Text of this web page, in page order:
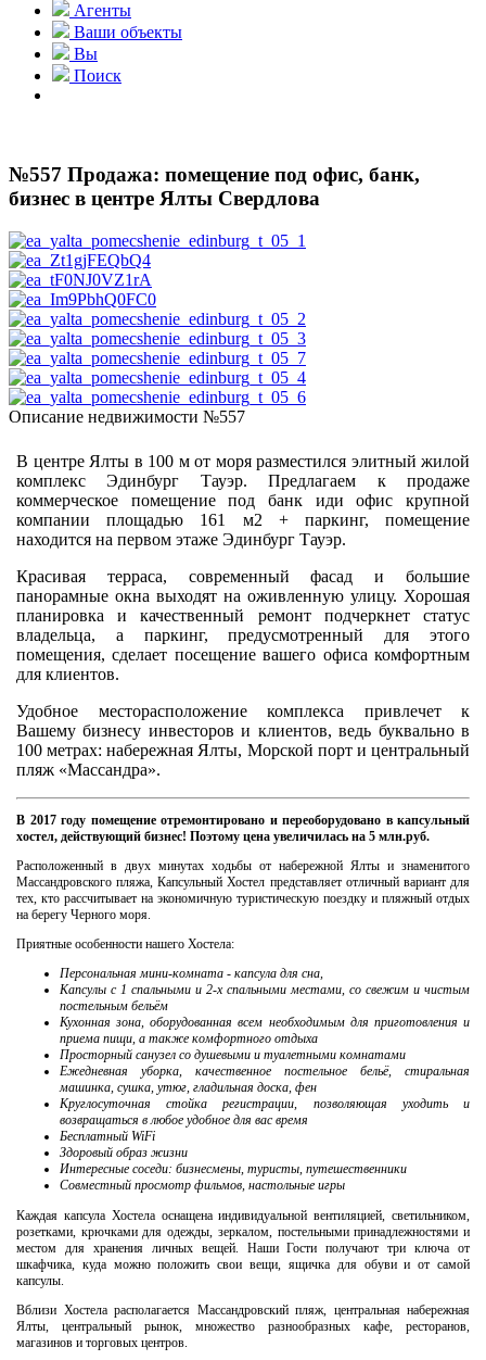
Агенты
Ваши объекты
Вы
Поиск
№557 Продажа: помещение под офис, банк,
бизнес в центре Ялты Свердлова
Описание недвижимости №557
В центре Ялты в 100 м от моря разместился элитный жилой
комплекс Эдинбург Тауэр. Предлагаем к продаже
коммерческое помещение под банк иди офис крупной
компании площадью 161 м2 + паркинг, помещение
находится на первом этаже Эдинбург Тауэр.
Красивая терраса, современный фасад и большие
панорамные окна выходят на оживленную улицу. Хорошая
планировка и качественный ремонт подчеркнет статус
владельца, а паркинг, предусмотренный для этого
помещения, сделает посещение вашего офиса комфортным
для клиентов.
Удобное месторасположение комплекса привлечет к
Вашему бизнесу инвесторов и клиентов, ведь буквально в
100 метрах: набережная Ялты, Морской порт и центральный
пляж «Массандра».
В 2017 году помещение отремонтировано и переоборудовано в капсульный
хостел, действующий бизнес! Поэтому цена увеличилась на 5 млн.руб.
Расположенный в двух минутах ходьбы от набережной Ялты и знаменитого
Массандровского пляжа, Капсульный Хостел представляет отличный вариант для
тех, кто рассчитывает на экономичную туристическую поездку и пляжный отдых
на берегу Черного моря.
Приятные особенности нашего Хостела:
Персональная мини-комната - капсула для сна,
Капсулы с 1 спальными и 2-х спальными местами, со свежим и чистым
постельным бельём
Кухонная зона, оборудованная всем необходимым для приготовления и
приема пищи, а также комфортного отдыха
Просторный санузел со душевыми и туалетными комнатами
Ежедневная уборка, качественное постельное бельё, стиральная
машинка, сушка, утюг, гладильная доска, фен
Круглосуточная стойка регистрации, позволяющая уходить и
возвращаться в любое удобное для вас время
Бесплатный WiFi
Здоровый образ жизни
Интересные соседи: бизнесмены, туристы, путешественники
Совместный просмотр фильмов, настольные игры
Каждая капсула Хостела оснащена индивидуальной вентиляцией, светильником,
розетками, крючками для одежды, зеркалом, постельными принадлежностями и
местом для хранения личных вещей. Наши Гости получают три ключа от
шкафчика, куда можно положить свои вещи, ящичка для обуви и от самой
капсулы.
Вблизи Хостела располагается Массандровский пляж, центральная набережная
Ялты, центральный рынок, множество разнообразных кафе, ресторанов,
магазинов и торговых центров.